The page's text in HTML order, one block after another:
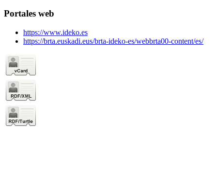
Portales web
https://www.ideko.es
https://brta.euskadi.eus/brta-ideko-es/webbrta00-content/es/